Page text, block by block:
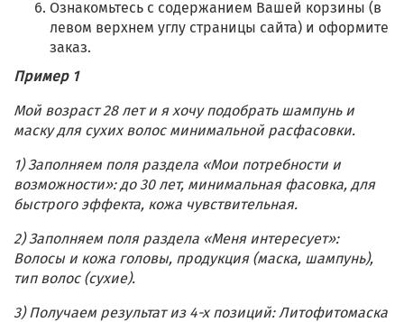
Ознакомьтесь с содержанием Вашей корзины (в
левом верхнем углу страницы сайта) и оформите
заказ.
Пример 1
Мой возраст 28 лет и я хочу подобрать шампунь и
маску для сухих волос минимальной расфасовки.
1) Заполняем поля раздела «Мои потребности и
возможности»: до 30 лет, минимальная фасовка, для
быстрого эффекта, кожа чувствительная.
2) Заполняем поля раздела «Меня интересует»:
Волосы и кожа головы, продукция (маска, шампунь),
тип волос (сухие).
3) Получаем результат из 4-х позиций: Литофитомаска